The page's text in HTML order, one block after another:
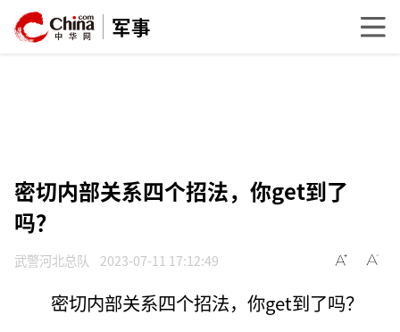
军事
密切内部关系四个招法，你get到了
吗？
武警河北总队 2023-07-11 17:12:49
密切内部关系四个招法，你get到了吗？